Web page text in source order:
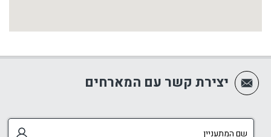
יצירת קשר עם המארחים